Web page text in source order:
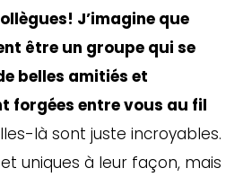
J’imagine que
être un groupe qui se
belles amitiés et
forgées entre vous au fil
là sont juste incroyables.
uniques à leur façon, mais